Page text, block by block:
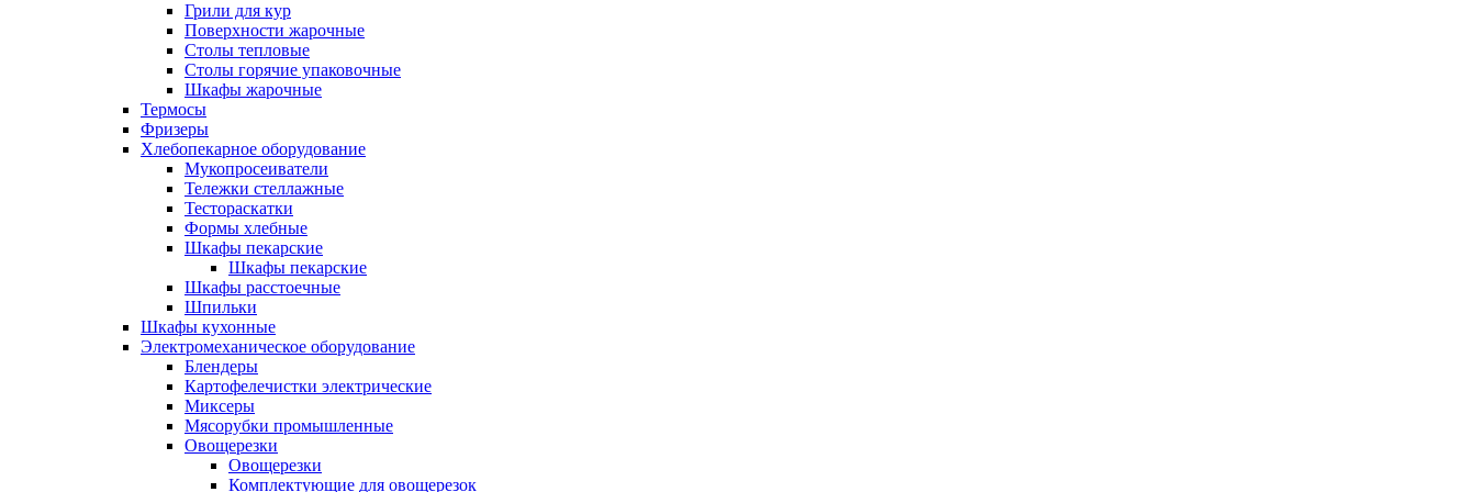
Грили для кур
Поверхности жарочные
Столы тепловые
Столы горячие упаковочные
Шкафы жарочные
Термосы
Фризеры
Хлебопекарное оборудование
Мукопросеиватели
Тележки стеллажные
Тестораскатки
Формы хлебные
Шкафы пекарские
Шкафы пекарские
Шкафы расстоечные
Шпильки
Шкафы кухонные
Электромеханическое оборудование
Блендеры
Картофелечистки электрические
Миксеры
Мясорубки промышленные
Овощерезки
Овощерезки
Комплектующие для овощерезок